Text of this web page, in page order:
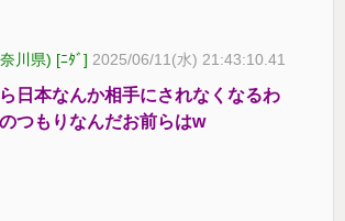
川県) [ﾆﾀﾞ] 2025/06/11(水) 21:43:10.41
日本なんか相手にされなくなるわ
つもりなんだお前らはw